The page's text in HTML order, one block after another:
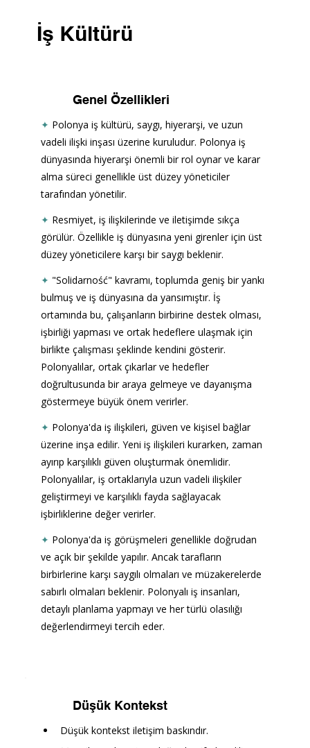
Düşük Kontekst
Düşük kontekst iletişim baskındır.
İş Kültürü
Genel Özellikleri
✦ Polonya iş kültürü, saygı, hiyerarşi, ve uzun
vadeli ilişki inşası üzerine kuruludur. Polonya iş
dünyasında hiyerarşi önemli bir rol oynar ve karar
alma süreci genellikle üst düzey yöneticiler
tarafından yönetilir.
✦ Resmiyet, iş ilişkilerinde ve iletişimde sıkça
görülür. Özellikle iş dünyasına yeni girenler için üst
düzey yöneticilere karşı bir saygı beklenir.
✦ "Solidarność" kavramı, toplumda geniş bir yankı
bulmuş ve iş dünyasına da yansımıştır. İş
ortamında bu, çalışanların birbirine destek olması,
işbirliği yapması ve ortak hedeflere ulaşmak için
birlikte çalışması şeklinde kendini gösterir.
Polonyalılar, ortak çıkarlar ve hedefler
doğrultusunda bir araya gelmeye ve dayanışma
göstermeye büyük önem verirler.
✦ Polonya'da iş ilişkileri, güven ve kişisel bağlar
üzerine inşa edilir. Yeni iş ilişkileri kurarken, zaman
ayırıp karşılıklı güven oluşturmak önemlidir.
Polonyalılar, iş ortaklarıyla uzun vadeli ilişkiler
geliştirmeyi ve karşılıklı fayda sağlayacak
işbirliklerine değer verirler.
✦ Polonya'da iş görüşmeleri genellikle doğrudan
ve açık bir şekilde yapılır. Ancak tarafların
birbirlerine karşı saygılı olmaları ve müzakerelerde
sabırlı olmaları beklenir. Polonyalı iş insanları,
detaylı planlama yapmayı ve her türlü olasılığı
değerlendirmeyi tercih eder.